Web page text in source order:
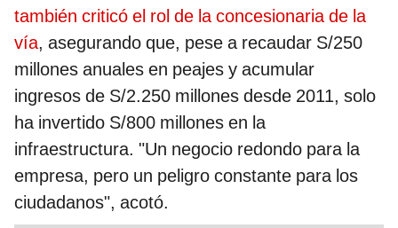
también criticó el rol de la concesionaria de la
vía, asegurando que, pese a recaudar S/250
millones anuales en peajes y acumular
ingresos de S/2.250 millones desde 2011, solo
ha invertido S/800 millones en la
infraestructura. "Un negocio redondo para la
empresa, pero un peligro constante para los
ciudadanos", acotó.